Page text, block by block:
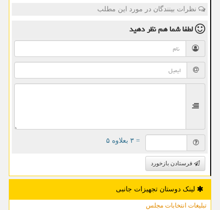
نظرات بینندگان در مورد این مطلب
لطفا شما همنظر دهید
= ۳ بعلاوه ۵
فرستادن بازخورد
لینک دوستان تجهیزات جانبی
تبلیغات انتخابات مجلس